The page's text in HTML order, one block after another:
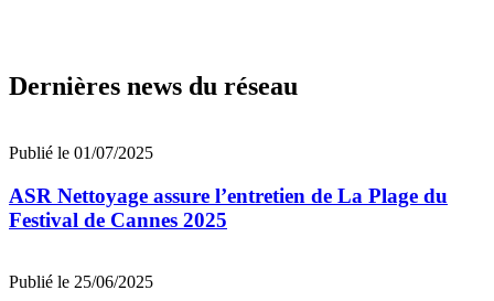
Dernières news du réseau
Publié le 01/07/2025
ASR Nettoyage assure l’entretien de La Plage du
Festival de Cannes 2025
Publié le 25/06/2025